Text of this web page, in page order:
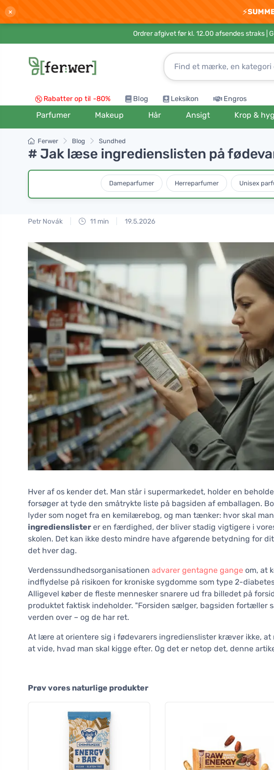
× ⚡
Ordrer afgivet før kl. 12.00 afsendes straks |
Rabatter op til -80% Blog Leksikon Engros
Parfumer Makeup Hår Ansigt Krop &
Ferwer Blog Sundhed
# Jak læse ingredienslisten på
Dameparfumer Herreparfumer Unisex
Petr Novák 11 min 19.5.2026
Hver af os kender det. Man står i supermarkedet, holder en
forsøger at tyde den småtrykte liste på bagsiden af emballagen.
lyder som noget fra en kemilærebog, og man tænker: hvor skal
ingredienslister er en færdighed, der bliver stadig vigtigere i
skolen. Det kan ikke desto mindre have afgørende betydning for
det hver dag.
Verdenssundhedsorganisationen advarer gentagne gange om, at
indflydelse på risikoen for kroniske sygdomme som type 2-
Alligevel køber de fleste mennesker snarere ud fra billedet på
produktet faktisk indeholder. "Forsiden sælger, bagsiden fortæller
verden over – og de har ret.
At lære at orientere sig i fødevarers ingredienslister kræver ikke, at
at vide, hvad man skal kigge efter. Og det er netop det, denne
Prøv vores naturlige produkter